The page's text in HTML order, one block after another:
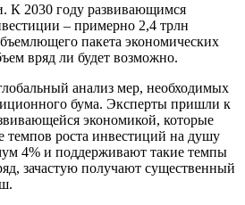
К 2030 году развивающимся
– примерно 2,4 трлн
пакета экономических
вряд ли будет возможно.
анализ мер, необходимых
бума. Эксперты пришли к
экономикой, которые
темпов роста инвестиций на душу
4% и поддерживают такие темпы
зачастую получают существенный